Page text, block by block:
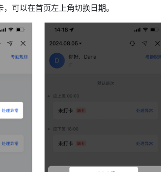
可以在首页左上角切换日期。